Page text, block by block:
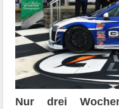
Nur drei